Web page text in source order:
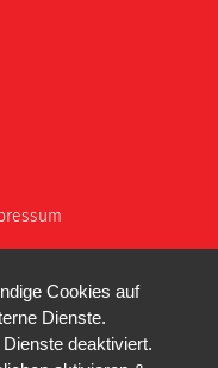
Cookies auf
Dienste.
deaktiviert.